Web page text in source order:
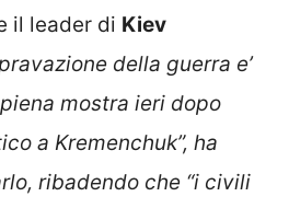
il leader di Kiev
della guerra e’
mostra ieri dopo
a Kremenchuk”, ha
ribadendo che “i civili